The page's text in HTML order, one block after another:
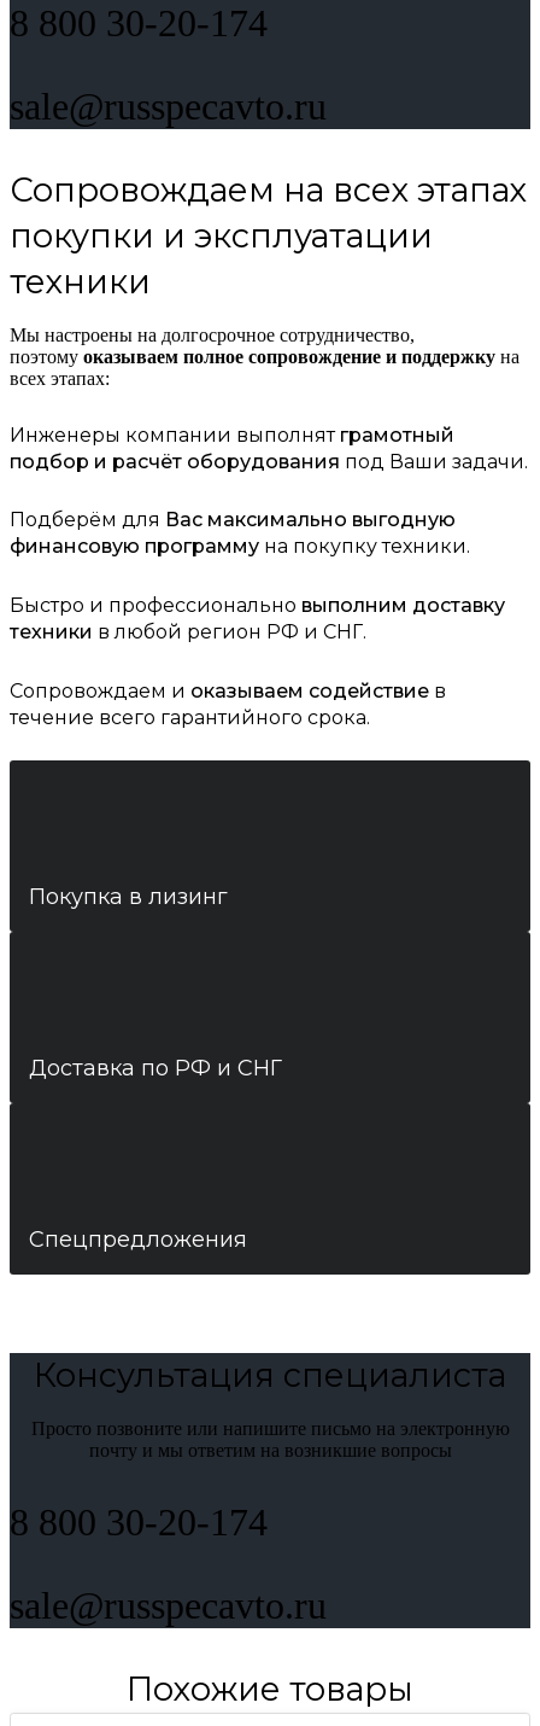
8 800 30-20-174
sale@russpecavto.ru
Сопровождаем на всех этапах
покупки и эксплуатации
техники
Мы настроены на долгосрочное сотрудничество,
поэтому оказываем полное сопровождение и поддержку на
всех этапах:
Инженеры компании выполнят грамотный
подбор и расчёт оборудования под Ваши задачи.
Подберём для Вас максимально выгодную
финансовую программу на покупку техники.
Быстро и профессионально выполним доставку
техники в любой регион РФ и СНГ.
Сопровождаем и оказываем содействие в
течение всего гарантийного срока.
Покупка в лизинг
Доставка по РФ и СНГ
Спецпредложения
Консультация специалиста
Просто позвоните или напишите письмо на электронную
почту и мы ответим на возникшие вопросы
8 800 30-20-174
sale@russpecavto.ru
Похожие товары